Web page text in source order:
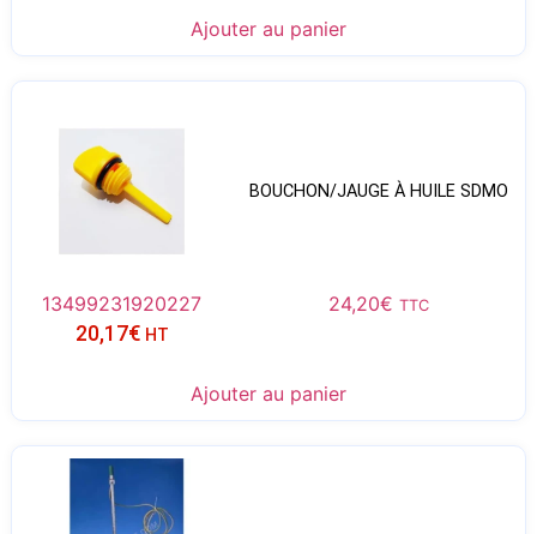
Ajouter au panier
BOUCHON/JAUGE À HUILE SDMO
13499231920227 24,20€ TTC
20,17€ HT
Ajouter au panier